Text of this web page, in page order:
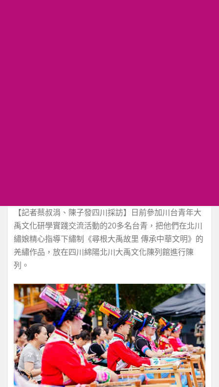
【記者蔡叔涓、陳子發四川採訪】日前參加川台青年大
禹文化研學實踐交流活動的20多名台青，把他們在北川
繡娘精心指導下繡制《尋根大禹故里 傳承中華文明》的
羌繡作品，放在四川綿陽北川大禹文化陳列館進行陳
列。